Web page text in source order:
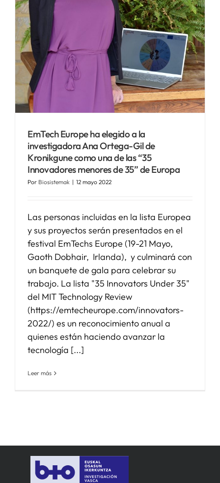
SERVICIOS
APOYO I+D+I
NOTICIAS
EmTech Europe ha elegido a la
investigadora Ana Ortega-Gil de
Kronikgune como una de las “35
Innovadores menores de 35” de Europa
Por Biosistemak | 12 mayo 2022
Las personas incluidas en la lista Europea
y sus proyectos serán presentados en el
festival EmTechs Europe (19-21 Mayo,
Gaoth Dobhair, Irlanda), y culminará con
un banquete de gala para celebrar su
trabajo. La lista "35 Innovators Under 35"
del MIT Technology Review
(https://emtecheurope.com/innovators-
2022/) es un reconocimiento anual a
quienes están haciendo avanzar la
tecnología [...]
Leer más